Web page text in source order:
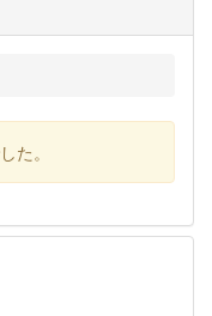
た。